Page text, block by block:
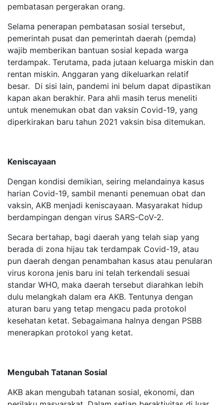
pembatasan pergerakan orang.
Selama penerapan pembatasan sosial tersebut,
pemerintah pusat dan pemerintah daerah (pemda)
wajib memberikan bantuan sosial kepada warga
terdampak. Terutama, pada jutaan keluarga miskin dan
rentan miskin. Anggaran yang dikeluarkan relatif
besar. Di sisi lain, pandemi ini belum dapat dipastikan
kapan akan berakhir. Para ahli masih terus meneliti
untuk menemukan obat dan vaksin Covid-19, yang
diperkirakan baru tahun 2021 vaksin bisa ditemukan.
Keniscayaan
Dengan kondisi demikian, seiring melandainya kasus
harian Covid-19, sambil menanti penemuan obat dan
vaksin, AKB menjadi keniscayaan. Masyarakat hidup
berdampingan dengan virus SARS-CoV-2.
Secara bertahap, bagi daerah yang telah siap yang
berada di zona hijau tak terdampak Covid-19, atau
pun daerah dengan penambahan kasus atau penularan
virus korona jenis baru ini telah terkendali sesuai
standar WHO, maka daerah tersebut diarahkan lebih
dulu melangkah dalam era AKB. Tentunya dengan
aturan baru yang tetap mengacu pada protokol
kesehatan ketat. Sebagaimana halnya dengan PSBB
menerapkan protokol yang ketat.
Mengubah Tatanan Sosial
AKB akan mengubah tatanan sosial, ekonomi, dan